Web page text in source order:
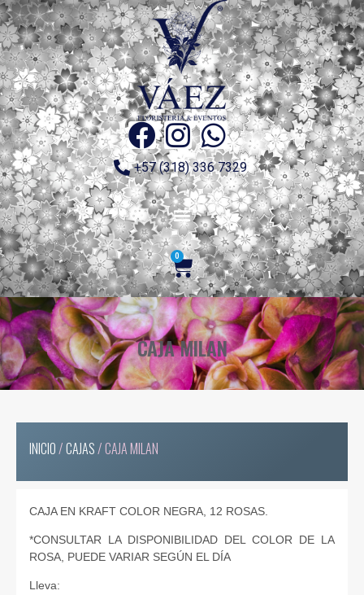
+57 (318) 336 7329
0
CAJA MILAN
INICIO/CAJAS/ CAJA MILAN
CAJA EN KRAFT COLOR NEGRA, 12 ROSAS.
*CONSULTAR LA DISPONIBILIDAD DEL COLOR DE LA
ROSA, PUEDE VARIAR SEGÚN EL DÍA
Lleva: